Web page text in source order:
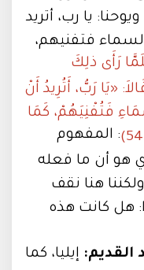
يا رب، أتريد
فتفنيهم،
رَأَى ذلِكَ
«يَا رَبُّ، أَتُرِيدُ أَنْ
فَتُفْنِيَهُمْ، كَمَا
: المفهوم
هو أن ما فعله
هنا نقف
هل كانت هذه
القديم: إيليا، كما